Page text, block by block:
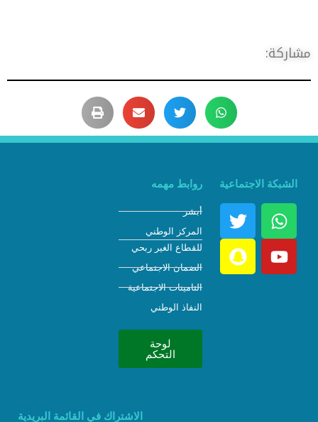
الشبكة الاجتماعية روابط مهمه
أبشر
المركز الوطني
للقطاع الغير ربحي
الضمان الاجتماعي
التامينات الاجتماعية
النفاذ الوطني
لوحة
التحكم
الاشتراك في القائمة البريدية